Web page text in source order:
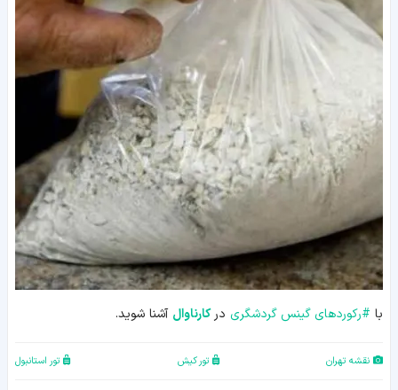
با #رکوردهای گینس گردشگری درکارناوال آشنا شوید.
نقشه تهران تور کیش تور استانبول